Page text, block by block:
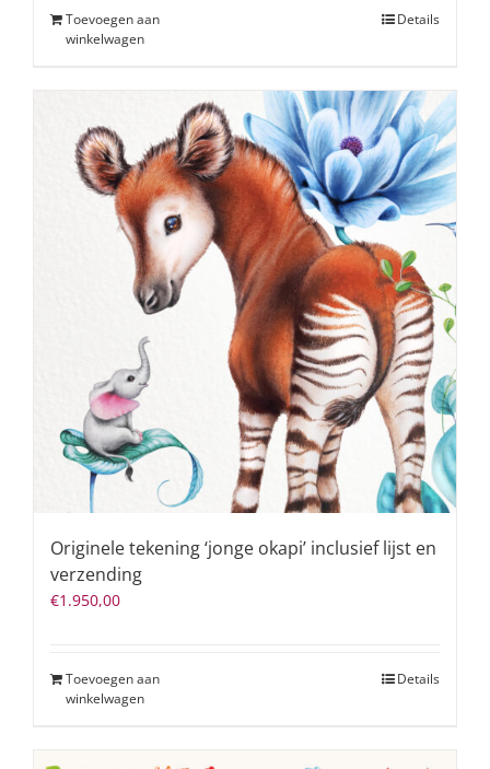
Toevoegen aan
winkelwagen
Details
Originele tekening ‘jonge okapi’ inclusief lijst en
verzending
€1.950,00
Toevoegen aan
winkelwagen
Details